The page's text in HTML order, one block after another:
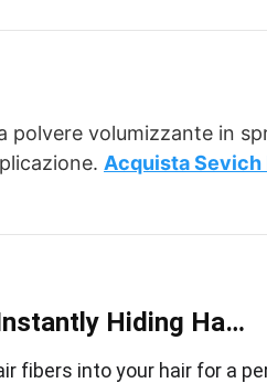
polvere volumizzante in
Acquista Sevich
Hiding Ha…
fibers into your hair for a